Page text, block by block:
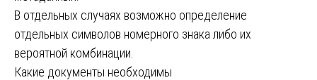
В отдельных случаях возможно определение
отдельных символов номерного знака либо их
вероятной комбинации.
Какие документы необходимы